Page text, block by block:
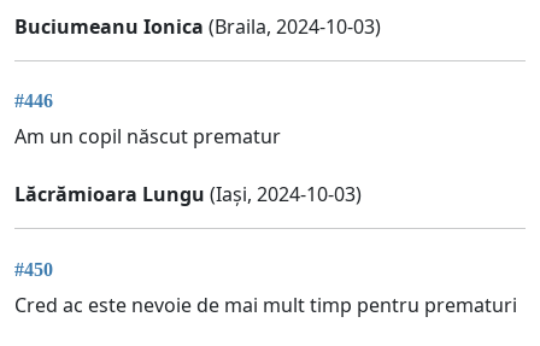
Buciumeanu Ionica (Braila, 2024-10-03)
#446
Am un copil născut prematur
Lăcrămioara Lungu (Iași, 2024-10-03)
#450
Cred ac este nevoie de mai mult timp pentru prematuri